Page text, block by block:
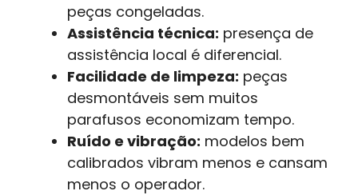
peças congeladas.
Assistência técnica: presença de
assistência local é diferencial.
Facilidade de limpeza: peças
desmontáveis sem muitos
parafusos economizam tempo.
Ruído e vibração: modelos bem
calibrados vibram menos e cansam
menos o operador.